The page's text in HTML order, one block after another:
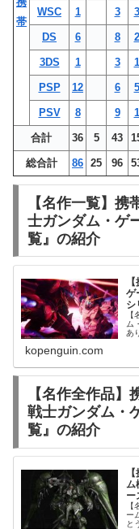
帯
WSC 1 3 3
DS 6 8 2
3DS 1 3 1
PSP 12 6 5
PSV 8 9 1
合計 36 5 43
総合計 86 25 96
【名作一覧】
士ガンダム・ゲ
覧』の紹介
ゲ
シ
ム
あ
kopenguin.com
【名作全作品
戦士ガンダム・
覧』の紹介
ム
ー
ー
と